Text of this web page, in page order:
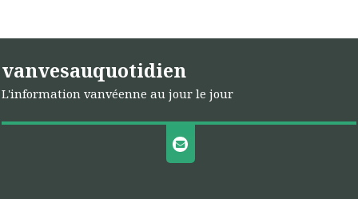
vanvesauquotidien
L'information vanvéenne au jour le jour